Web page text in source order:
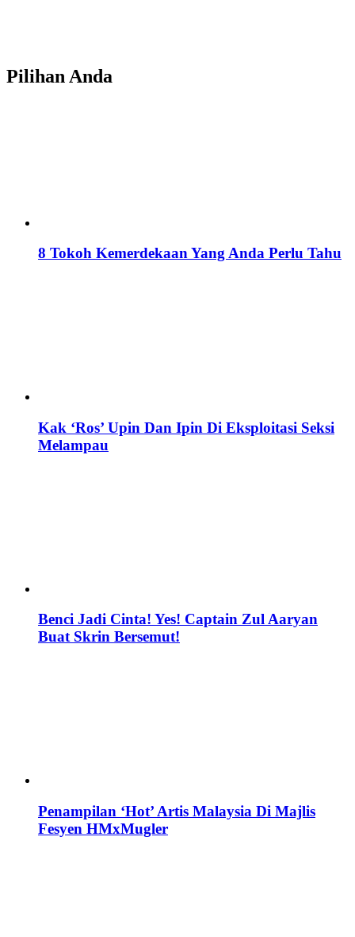
Pilihan Anda
8 Tokoh Kemerdekaan Yang Anda Perlu Tahu
Kak ‘Ros’ Upin Dan Ipin Di Eksploitasi Seksi
Melampau
Benci Jadi Cinta! Yes! Captain Zul Aaryan
Buat Skrin Bersemut!
Penampilan ‘Hot’ Artis Malaysia Di Majlis
Fesyen HMxMugler